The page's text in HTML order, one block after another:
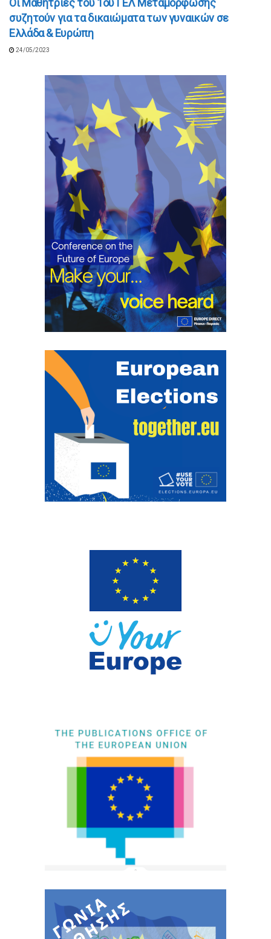
Οι Μαθήτριες του 1ου ΓΕΛ Μεταμόρφωσης
συζητούν για τα δικαιώματα των γυναικών σε
Ελλάδα & Ευρώπη
24/05/2023